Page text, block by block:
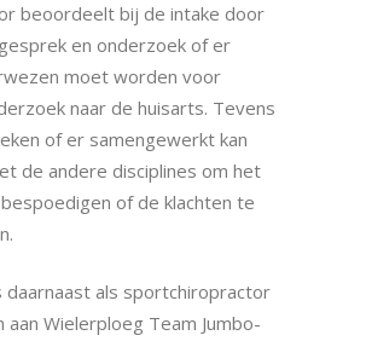
beoordeelt bij de intake door
en onderzoek of er
moet worden voor
naar de huisarts. Tevens
of er samengewerkt kan
de andere disciplines om het
of de klachten te
daarnaast als sportchiropractor
aan Wielerploeg Team Jumbo-